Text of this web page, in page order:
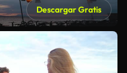
Descargar Gratis